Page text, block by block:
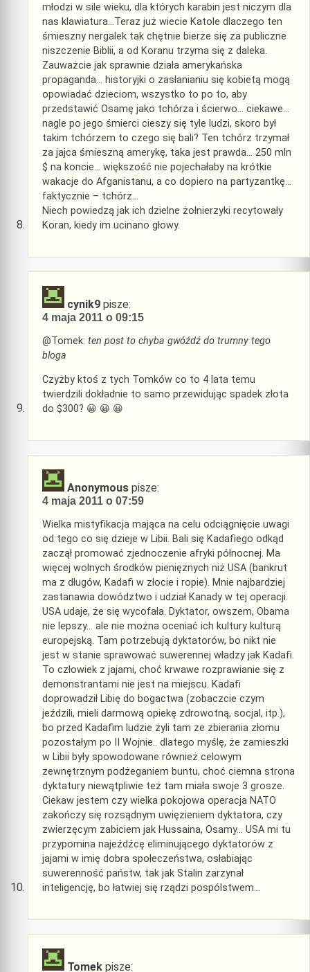
młodzi w sile wieku, dla których karabin jest niczym dla
nas klawiatura…Teraz już wiecie Katole dlaczego ten
śmieszny nergalek tak chętnie bierze się za publiczne
niszczenie Biblii, a od Koranu trzyma się z daleka.
Zauważcie jak sprawnie działa amerykańska
propaganda… historyjki o zasłanianiu się kobietą mogą
opowiadać dzieciom, wszystko to po to, aby
przedstawić Osamę jako tchórza i ścierwo… ciekawe…
nagle po jego śmierci cieszy się tyle ludzi, skoro był
takim tchórzem to czego się bali? Ten tchórz trzymał
za jajca śmieszną amerykę, taka jest prawda… 250 mln
$ na koncie… większość nie pojechałaby na krótkie
wakacje do Afganistanu, a co dopiero na partyzantkę…
faktycznie – tchórz…
Niech powiedzą jak ich dzielne żołnierzyki recytowały
Koran, kiedy im ucinano głowy.
cynik9 pisze:
4 maja 2011 o 09:15
@Tomek: ten post to chyba gwóźdź do trumny tego
bloga
Czyżby ktoś z tych Tomków co to 4 lata temu
twierdzili dokładnie to samo przewidując spadek złota
do $300? 😀 😀 😀
Anonymous pisze:
4 maja 2011 o 07:59
Wielka mistyfikacja mająca na celu odciągnięcie uwagi
od tego co się dzieje w Libii. Bali się Kadafiego odkąd
zaczął promować zjednoczenie afryki północnej. Ma
więcej wolnych środków pieniężnych niż USA (bankrut
ma z długów, Kadafi w złocie i ropie). Mnie najbardziej
zastanawia dowództwo i udział Kanady w tej operacji.
USA udaje, że się wycofała. Dyktator, owszem, Obama
nie lepszy… ale nie można oceniać ich kultury kulturą
europejską. Tam potrzebują dyktatorów, bo nikt nie
jest w stanie sprawować suwerennej władzy jak Kadafi.
To człowiek z jajami, choć krwawe rozprawianie się z
demonstrantami nie jest na miejscu. Kadafi
doprowadził Libię do bogactwa (zobaczcie czym
jeździli, mieli darmową opiekę zdrowotną, socjal, itp.),
bo przed Kadafim ludzie żyli tam ze zbierania złomu
pozostałym po II Wojnie.. dlatego myślę, że zamieszki
w Libii były spowodowane również celowym
zewnętrznym podżeganiem buntu, choć ciemna strona
dyktatury niewątpliwie też tam miała swoje 3 grosze.
Ciekaw jestem czy wielka pokojowa operacja NATO
zakończy się rozsądnym uwięzieniem dyktatora, czy
zwierzęcym zabiciem jak Hussaina, Osamy… USA mi tu
przypomina najeźdźcę eliminującego dyktatorów z
jajami w imię dobra społeczeństwa, osłabiając
suwerenność państw, tak jak Stalin zarzynał
inteligencję, bo łatwiej się rządzi pospólstwem…
Tomek pisze: